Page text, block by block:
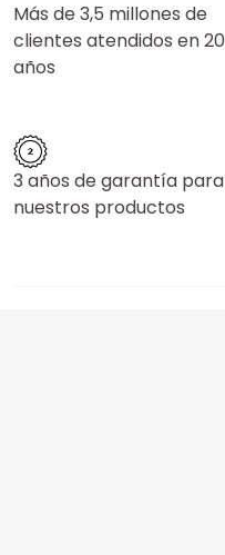
Más de 3,5 millones de
clientes atendidos en 20
años
3 años de garantía para
nuestros productos